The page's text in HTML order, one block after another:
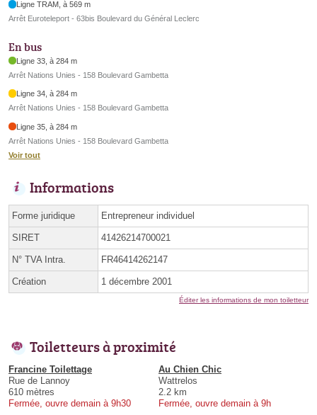
Ligne TRAM, à 569 m
Arrêt Euroteleport - 63bis Boulevard du Général Leclerc
En bus
Ligne 33, à 284 m
Arrêt Nations Unies - 158 Boulevard Gambetta
Ligne 34, à 284 m
Arrêt Nations Unies - 158 Boulevard Gambetta
Ligne 35, à 284 m
Arrêt Nations Unies - 158 Boulevard Gambetta
Voir tout
Informations
Forme juridique Entrepreneur individuel
SIRET 41426214700021
N° TVA Intra. FR46414262147
Création 1 décembre 2001
Éditer les informations de mon toiletteur
Toiletteurs à proximité
Francine Toilettage
Rue de Lannoy
610 mètres
Fermée, ouvre demain à 9h30
Au Chien Chic
Wattrelos
2.2 km
Fermée, ouvre demain à 9h